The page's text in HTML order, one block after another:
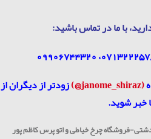
با ما در تماس باشيد:
(janome_shiraz@)
زودتر از دیگران از
خبر شوید.
فروشگاه چرخ خیاطی و اتو پرس کاظم پور